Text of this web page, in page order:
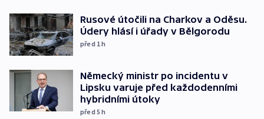
Rusové útočili na Charkov a Oděsu.
Údery hlásí i úřady v Bělgorodu
před 1h
Německý ministr po incidentu v
Lipsku varuje před každodenními
hybridními útoky
před 5h